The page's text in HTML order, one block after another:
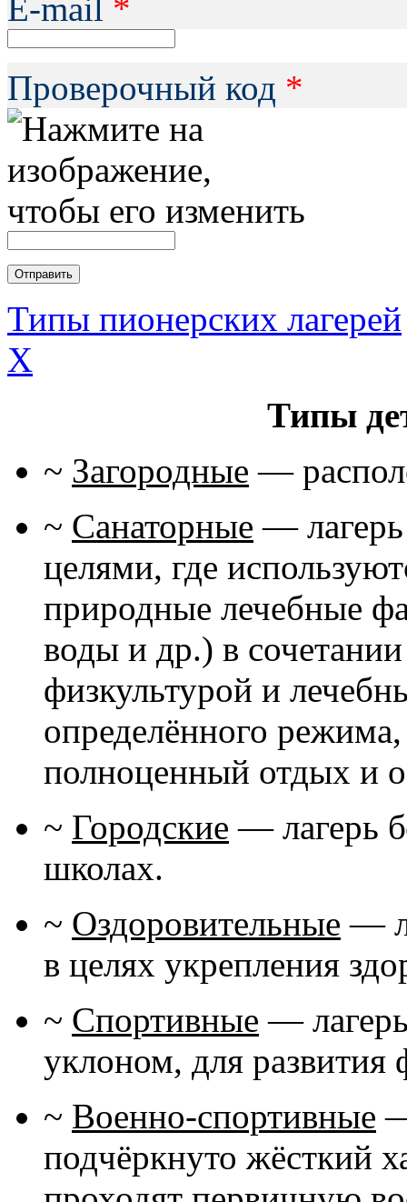
Е-mail *
Проверочный код *
Типы пионерских лагерей
X
Типы
~ Загородные —
~ Санаторные —
целями, где
природные лечебные
воды и др.) в
физкультурой и
определённого
полноценный отдых и
~ Городские — лагерь
школах.
~ Оздоровительные —
в целях укрепления
~ Спортивные —
уклоном, для развития
~ Военно-спортивные
подчёркнуто жёсткий